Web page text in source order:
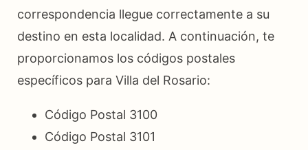
correspondencia llegue correctamente a su
destino en esta localidad. A continuación, te
proporcionamos los códigos postales
específicos para Villa del Rosario:
Código Postal 3100
Código Postal 3101